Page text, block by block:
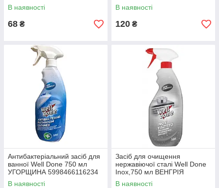
В наявності
68 ₴
В наявності
120 ₴
Антибактеріальний засіб для
ванної Well Done 750 мл
УГОРЩИНА 5998466116234
В наявності
Засіб для очищення
нержавіючої сталі Well Done
Inox,750 мл ВЕНГРІЯ
599846611626
В наявності